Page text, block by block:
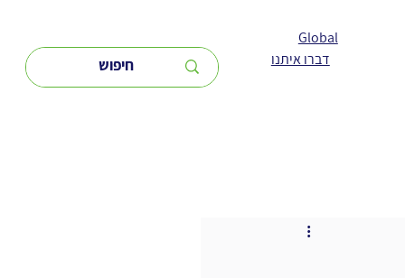
Global
דברו איתנו